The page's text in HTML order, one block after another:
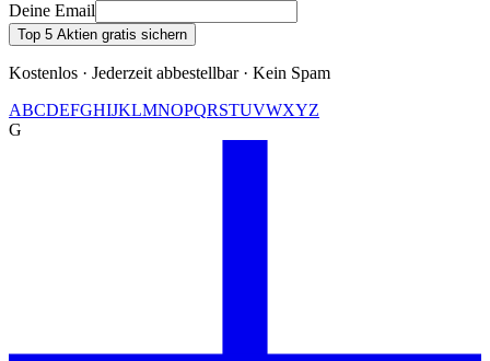
Deine Email
Top 5 Aktien gratis sichern
Kostenlos · Jederzeit abbestellbar · Kein Spam
ABCDEFGHIJKLMNOPQRSTUVWXYZ
G